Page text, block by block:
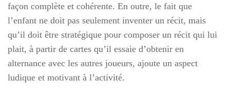
façon complète et cohérente. En outre, le fait que
l’enfant ne doit pas seulement inventer un récit, mais
qu’il doit être stratégique pour composer un récit qui lui
plait, à partir de cartes qu’il essaie d’obtenir en
alternance avec les autres joueurs, ajoute un aspect
ludique et motivant à l’activité.